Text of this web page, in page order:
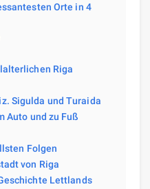
Orte in 4
Riga
Sigulda und Turaida
Auto und zu Fuß
Folgen
von Riga
Lettlands